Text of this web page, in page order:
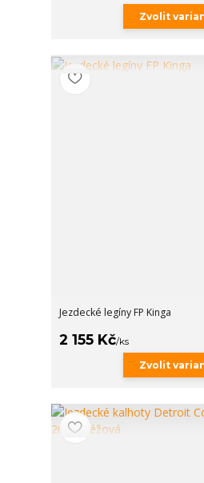
Zvolit
Jezdecké legíny FP Kinga
2 155 Kč/ks
Zvolit